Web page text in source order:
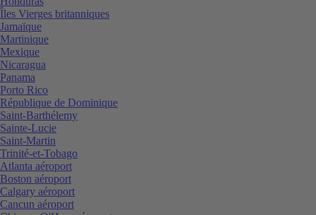
Îles Vierges britanniques
Jamaïque
Martinique
Mexique
Nicaragua
Panama
Porto Rico
République de Dominique
Saint-Barthélemy
Sainte-Lucie
Saint-Martin
Trinité-et-Tobago
Atlanta aéroport
Boston aéroport
Calgary aéroport
Cancun aéroport